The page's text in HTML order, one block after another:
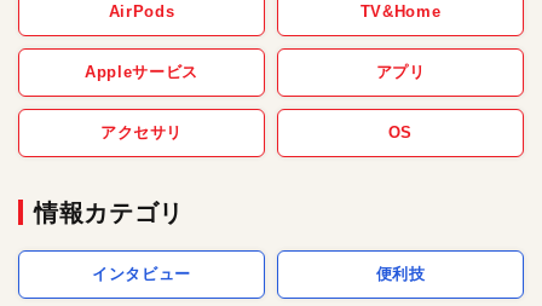
AirPods TV&Home
Appleサービス アプリ
アクセサリ OS
情報カテゴリ
インタビュー 便利技